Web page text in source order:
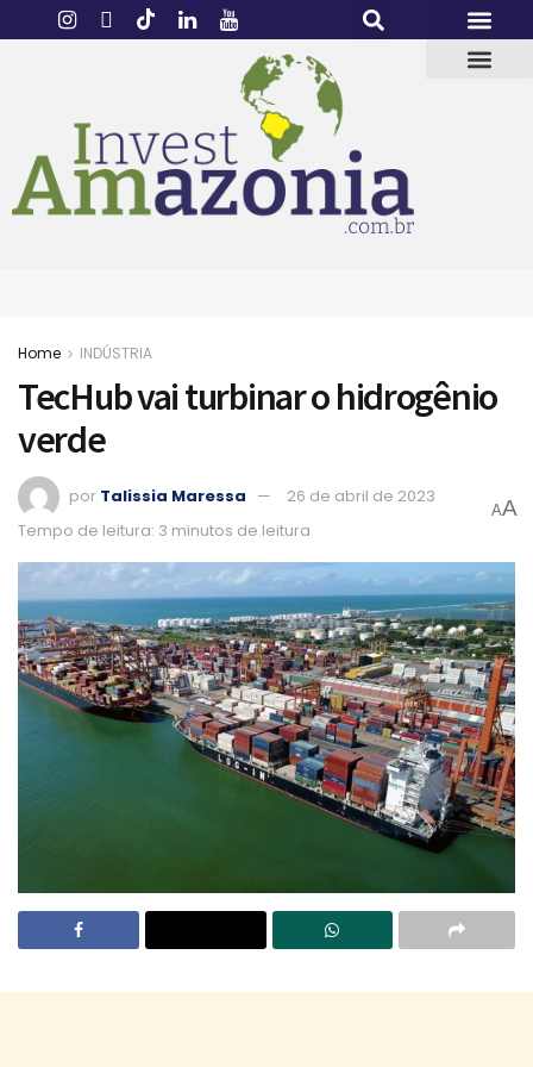
Home INDÚSTRIA
TecHub vai turbinar o hidrogênio
verde
por Talissia Maressa
26 de abril de 2023
Tempo de leitura: 3 minutos de leitura
AA